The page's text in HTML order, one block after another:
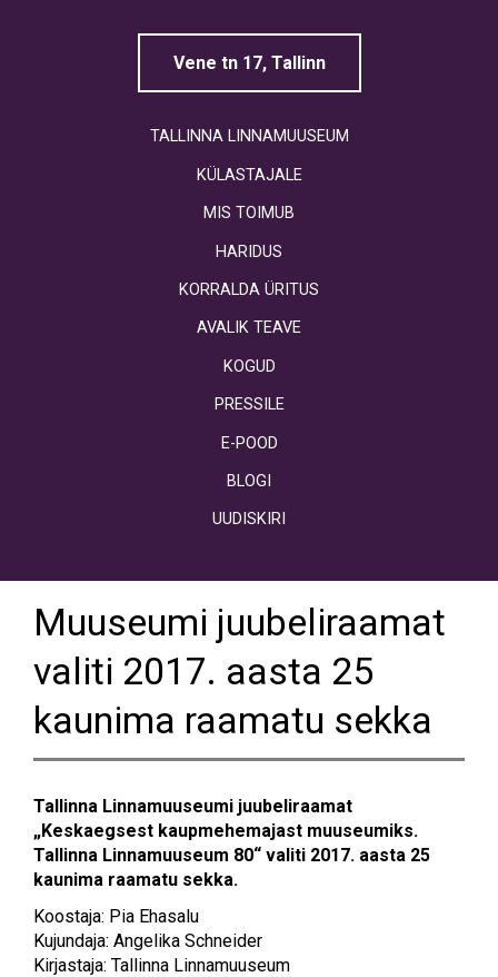
Vene tn 17, Tallinn
TALLINNA LINNAMUUSEUM
KÜLASTAJALE
MIS TOIMUB
HARIDUS
KORRALDA ÜRITUS
AVALIK TEAVE
KOGUD
PRESSILE
E-POOD
BLOGI
UUDISKIRI
Muuseumi juubeliraamat
valiti 2017. aasta 25
kaunima raamatu sekka
Tallinna Linnamuuseumi juubeliraamat
„Keskaegsest kaupmehemajast muuseumiks.
Tallinna Linnamuuseum 80“ valiti 2017. aasta 25
kaunima raamatu sekka.
Koostaja: Pia Ehasalu
Kujundaja: Angelika Schneider
Kirjastaja: Tallinna Linnamuuseum